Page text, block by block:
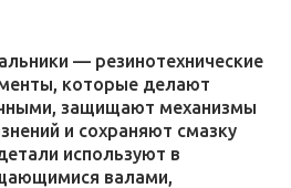
— резинотехнические
которые делают
защищают механизмы
и сохраняют смазку
используют в
валами,